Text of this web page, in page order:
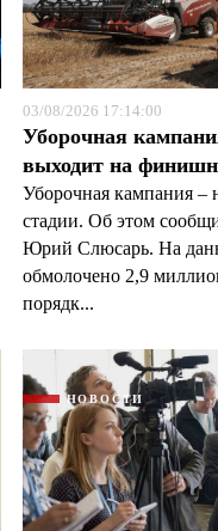
03/08/2026 17:14:00
Уборочная
выходит на
Уборочная кампания –
стадии. Об этом
Юрий Слюсарь. На
обмолочено 2,9
порядк...
НОВОСТИ
Я
Я